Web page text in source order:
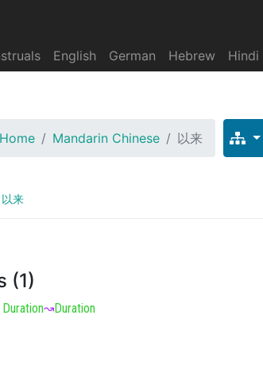
English German Hebrew Hindi
Mandarin Chinese 以来
以来
(1)
Duration↝Duration